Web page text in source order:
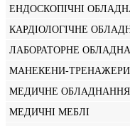
ЕНДОСКОПІЧНІ
КАРДІОЛОГІЧНЕ
ЛАБОРАТОРНЕ
МАНЕКЕНИ-ТРЕНАЖЕРИ
МЕДИЧНЕ ОБЛАДНАННЯ
МЕДИЧНІ МЕБЛІ